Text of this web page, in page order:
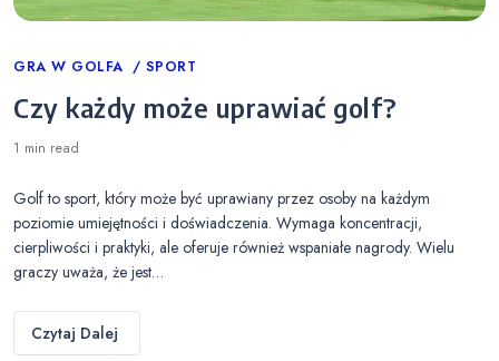
Categories
GRA W GOLFA SPORT
Czy każdy może uprawiać golf?
1 min read
Golf to sport, który może być uprawiany przez osoby na każdym
poziomie umiejętności i doświadczenia. Wymaga koncentracji,
cierpliwości i praktyki, ale oferuje również wspaniałe nagrody. Wielu
graczy uważa, że jest…
Czytaj Dalej